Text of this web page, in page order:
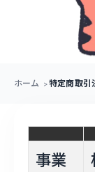
ホーム 特定商取引
事業